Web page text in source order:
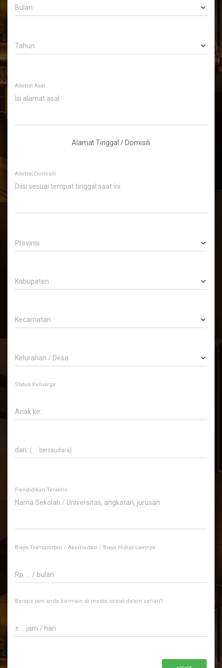
Bulan
Tahun
Alamat Asal
Alamat Tinggal / Domisili
Alamat Domisili
Provinsi
Kabupaten
Kecamatan
Kelurahan / Desa
Status Keluarga
Anak ke:
dari: ( ... bersaudara)
Pendidikan Terakhir
Biaya Transportasi / Akomodasi / Biaya Hidup Lainnya
Rp. ... / bulan
Berapa jam anda bermain di media sosial dalam sehari?
± ... jam / hari